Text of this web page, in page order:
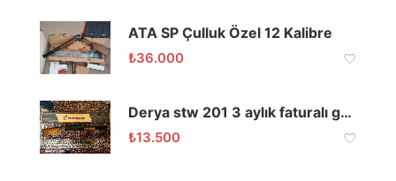
ATA SP Çulluk Özel 12 Kalibre
₺36.000
Derya stw 201 3 aylık faturalı garantili
₺13.500